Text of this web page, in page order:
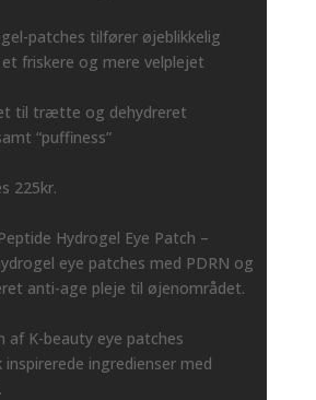
patches tilfører øjeblikkelig
friskere og mere velplejet
til trætte og dehydreret
“puffiness”
225kr.
Hydrogel Eye Patch –
eye patches med PDRN og
anti-age pleje til øjenområdet.
af K-beauty eye patches
inspirerede ingredienser med